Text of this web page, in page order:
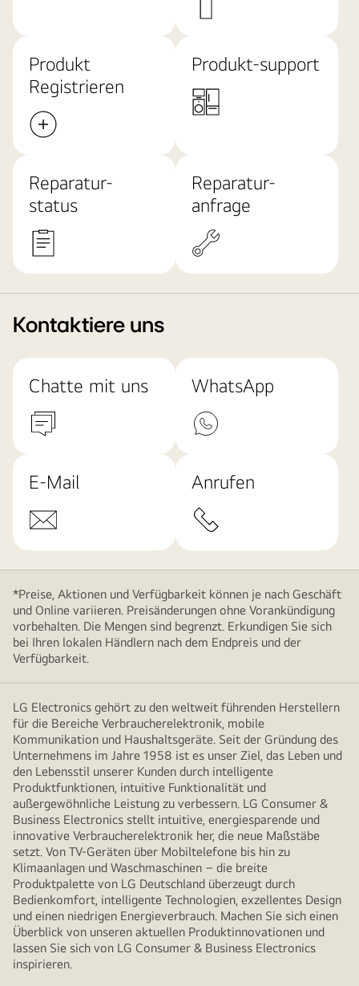
Produkt
Registrieren
Produkt-support
Reparatur-
status
Reparatur-
anfrage
Kontaktiere uns
Chatte mit uns WhatsApp
E-Mail Anrufen
*Preise, Aktionen und Verfügbarkeit können je nach Geschäft
und Online variieren. Preisänderungen ohne Vorankündigung
vorbehalten. Die Mengen sind begrenzt. Erkundigen Sie sich
bei Ihren lokalen Händlern nach dem Endpreis und der
Verfügbarkeit.
LG Electronics gehört zu den weltweit führenden Herstellern
für die Bereiche Verbraucherelektronik, mobile
Kommunikation und Haushaltsgeräte. Seit der Gründung des
Unternehmens im Jahre 1958 ist es unser Ziel, das Leben und
den Lebensstil unserer Kunden durch intelligente
Produktfunktionen, intuitive Funktionalität und
außergewöhnliche Leistung zu verbessern. LG Consumer &
Business Electronics stellt intuitive, energiesparende und
innovative Verbraucherelektronik her, die neue Maßstäbe
setzt. Von TV-Geräten über Mobiltelefone bis hin zu
Klimaanlagen und Waschmaschinen – die breite
Produktpalette von LG Deutschland überzeugt durch
Bedienkomfort, intelligente Technologien, exzellentes Design
und einen niedrigen Energieverbrauch. Machen Sie sich einen
Überblick von unseren aktuellen Produktinnovationen und
lassen Sie sich von LG Consumer & Business Electronics
inspirieren.